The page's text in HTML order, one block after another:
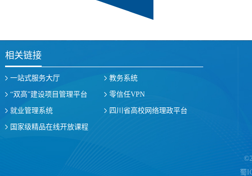
相关链接
一站式服务大厅 教务系统
“双高”建设项目管理平台 零信任VPN
就业管理系统 四川省高校网络理政平台
国家级精品在线开放课程
蜀